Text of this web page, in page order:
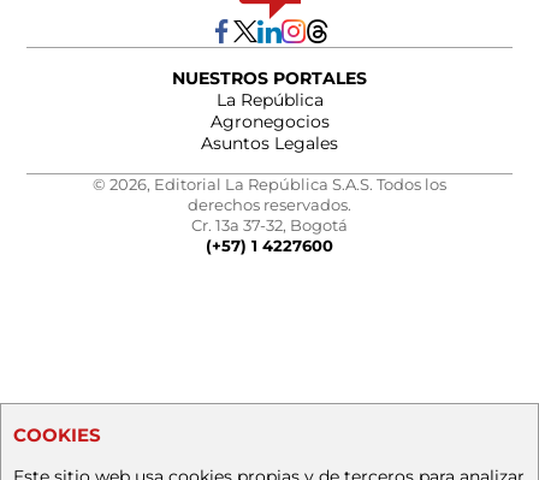
NUESTROS PORTALES
La República
Agronegocios
Asuntos Legales
© 2026, Editorial La República S.A.S. Todos los
derechos reservados.
Cr. 13a 37-32, Bogotá
(+57) 1 4227600
COOKIES